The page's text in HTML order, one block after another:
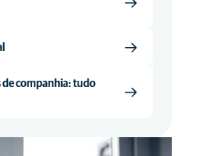
de companhia: tudo